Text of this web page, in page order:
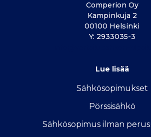
Comperion Oy
Kampinkuja 2
00100 Helsinki
Y: 2933035-3
Lue lisää
Sähkösopimukset
Pörssisähkö
Sähkösopimus ilman